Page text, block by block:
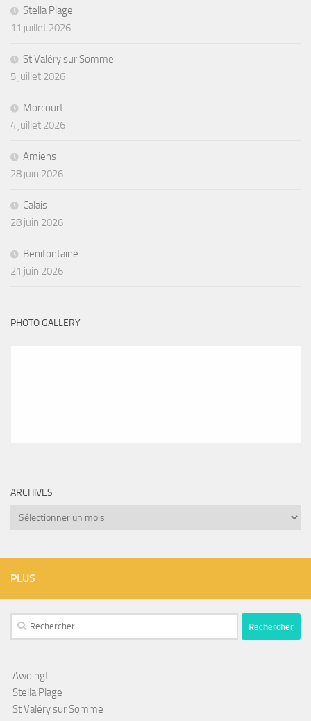
Stella Plage
11 juillet 2026
St Valéry sur Somme
5 juillet 2026
Morcourt
4 juillet 2026
Amiens
28 juin 2026
Calais
28 juin 2026
Benifontaine
21 juin 2026
PHOTO GALLERY
ARCHIVES
Archives
PLUS
Rechercher :
Awoingt
Stella Plage
St Valéry sur Somme